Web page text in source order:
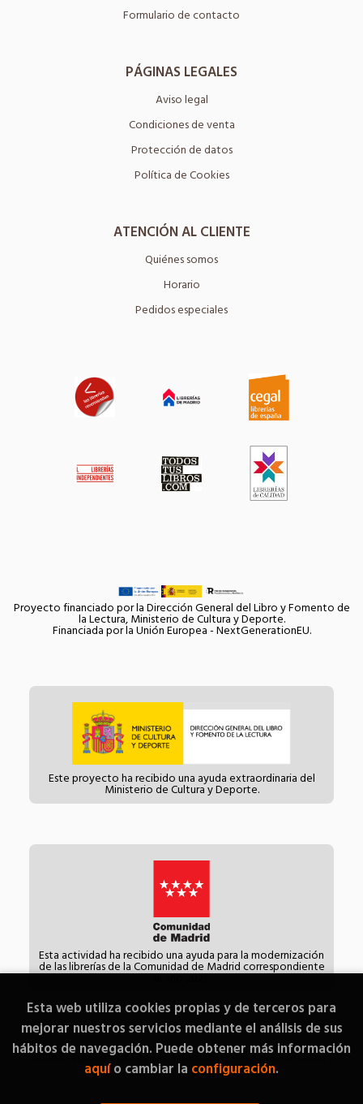
Formulario de contacto
PÁGINAS LEGALES
Aviso legal
Condiciones de venta
Protección de datos
Política de Cookies
ATENCIÓN AL CLIENTE
Quiénes somos
Horario
Pedidos especiales
Proyecto financiado por la Dirección General del Libro y Fomento de
la Lectura, Ministerio de Cultura y Deporte.
Financiada por la Unión Europea - NextGenerationEU.
Este proyecto ha recibido una ayuda extraordinaria del
Ministerio de Cultura y Deporte.
Esta actividad ha recibido una ayuda para la modernización
de las librerías de la Comunidad de Madrid correspondiente
al año 2021.
2026 ©Librería Diógenes. Todos los Derechos Reservados |
Grupo Trevenque
Esta web utiliza cookies propias y de terceros para
mejorar nuestros servicios mediante el análisis de sus
hábitos de navegación. Puede obtener más información
aquío cambiar la configuración.